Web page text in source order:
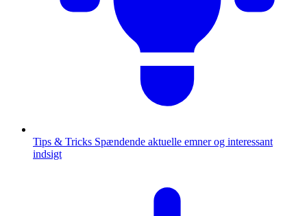
Tips & Tricks Spændende aktuelle emner og interessant
indsigt